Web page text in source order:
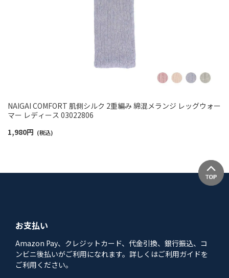
NAIGAI COMFORT 肌側シルク 2重編み 綿混メランジ レッグウォー
マー レディース 03022806
1,980円 (税込)
お支払い
Amazon Pay、クレジットカード、代金引換、銀行振込、コ
ンビニ後払いがご利用になれます。詳しくはご利用ガイドを
ご利用ください。